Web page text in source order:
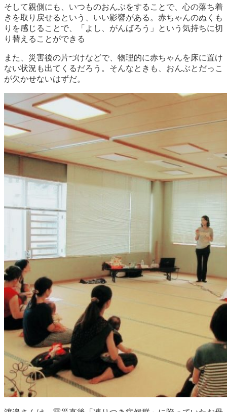
そして親側にも、いつものおんぶをすることで、心の落ち着
きを取り戻せるという、いい影響がある。赤ちゃんのぬくも
りを感じることで、「よし、がんばろう」という気持ちに切
り替えることができる
また、災害後の片づけなどで、物理的に赤ちゃんを床に置け
ない状況も出てくるだろう。そんなときも、おんぶとだっこ
が欠かせないはずだ。